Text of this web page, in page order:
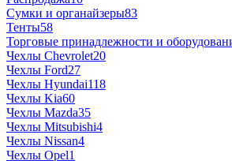
Сумки и органайзеры83
Тенты58
Торговые принадлежности и
Чехлы Chevrolet20
Чехлы Ford27
Чехлы Hyundai118
Чехлы Kia60
Чехлы Mazda35
Чехлы Mitsubishi4
Чехлы Nissan4
Чехлы Opel1